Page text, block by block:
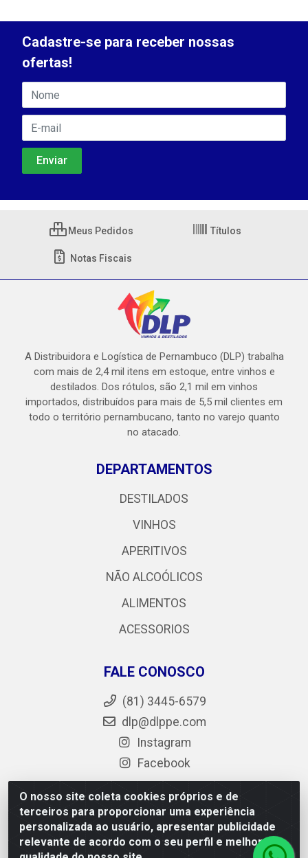
O nosso site coleta cookies próprios e de
terceiros para proporcionar uma experiência
personalizada ao usuário, apresentar publicidade
relevante de acordo com o seu perfil e melhorar a
Cadastre-se para receber nossas
ofertas!
Meus Pedidos Títulos
Notas Fiscais
A Distribuidora e Logística de Pernambuco (DLP) trabalha
com mais de 2,4 mil itens em estoque, entre vinhos e
destilados. Dos rótulos, são 2,1 mil em vinhos
importados, distribuídos para mais de 5,5 mil clientes em
todo o território pernambucano, tanto no varejo quanto
no atacado.
DEPARTAMENTOS
DESTILADOS
VINHOS
APERITIVOS
NÃO ALCOÓLICOS
ALIMENTOS
ACESSORIOS
FALE CONOSCO
(81) 3445-6579
dlp@dlppe.com
Instagram
Facebook
DLP - AV. Engenheiro Abdias de Carvalho, 962 - Bongi -
PE - CEP 50.640-525 - CNPJ 05.429.222/0001-48